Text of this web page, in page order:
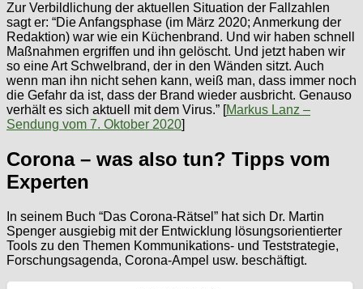
Zur Verbildlichung der aktuellen Situation der Fallzahlen
sagt er: “Die Anfangsphase (im März 2020; Anmerkung der
Redaktion) war wie ein Küchenbrand. Und wir haben schnell
Maßnahmen ergriffen und ihn gelöscht. Und jetzt haben wir
so eine Art Schwelbrand, der in den Wänden sitzt. Auch
wenn man ihn nicht sehen kann, weiß man, dass immer noch
die Gefahr da ist, dass der Brand wieder ausbricht. Genauso
verhält es sich aktuell mit dem Virus.” [Markus Lanz –
Sendung vom 7. Oktober 2020]
Corona – was also tun? Tipps vom
Experten
In seinem Buch “Das Corona-Rätsel” hat sich Dr. Martin
Spenger ausgiebig mit der Entwicklung lösungsorientierter
Tools zu den Themen Kommunikations- und Teststrategie,
Forschungsagenda, Corona-Ampel usw. beschäftigt.